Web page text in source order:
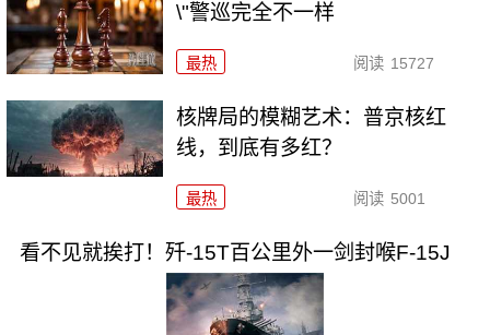
\"警巡完全不一样
最热 阅读 15727
核牌局的模糊艺术：普京核红
线，到底有多红？
最热 阅读 5001
看不见就挨打！歼-15T百公里外一剑封喉F-15J